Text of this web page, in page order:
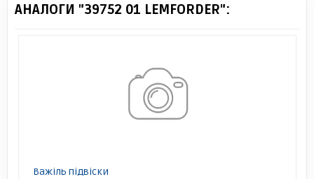
АНАЛОГИ "39752 01 LEMFORDER":
Важіль підвіски